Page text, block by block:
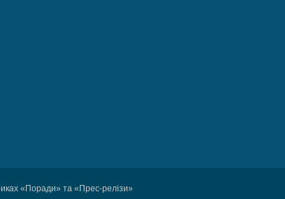
«Поради» та «Прес-релізи»